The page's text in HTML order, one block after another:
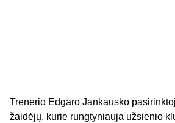
Trenerio Edgaro Jankausko
žaidėjų, kurie rungtyniauja užsienio